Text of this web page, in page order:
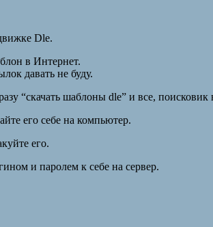
Dle.
в Интернет.
давать не буду.
“скачать шаблоны dle” и все,
его себе на компьютер.
его.
и паролем к себе на сервер.